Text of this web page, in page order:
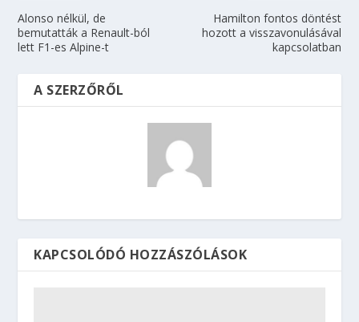
Alonso nélkül, de
bemutatták a Renault-ból
lett F1-es Alpine-t
Hamilton fontos döntést
hozott a visszavonulásával
kapcsolatban
A SZERZŐRŐL
KAPCSOLÓDÓ HOZZÁSZÓLÁSOK